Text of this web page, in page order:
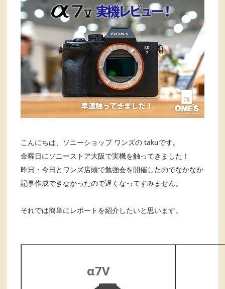
こんにちは、ソニーショップ ワンズの takuです。
金曜日にソニーストア大阪で実機を触ってきました！
昨日・今日とワンズ店頭で勉強会を開催したのでなかなか
記事作成できなかったので遅くなってすみません。
それでは簡単にレポートを紹介したいと思います。
α7V